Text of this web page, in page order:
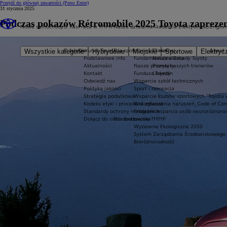
Przejdź do głównej zawartości (Press Enter)
Nowe samochody
Wszystkie kategorie Hybrydowe Miejskie Sportowe
O nas
O fabryce
Podstawowe info
Aktualności
Kontakt
Odwiedź nas
Polityka jakości
Strategia podatkowa
Kodeks etyki i procedura zgłaszania naruszeń_Code of
Standardy ochrony małoletnich
Dołącz do sieci dostawców TMMP
Praca w TMMP
Kierunek Toyota
Nasze działania
Dla społeczności lokalnej
Fundamentalne Zasady Toyoty
Nasze priorytety
Fundusz Toyoty
Wsparcie szkół technicznych
Sport i rekreacja
Wsparcie klubów sportowych "Toyota
Wolontariat
Program wsparcia osób
Dla środowiska
Wyzwanie Ekologiczne 2050
System Zarządzania Środowiskowego
Bioróżnorodność
Akademia Efektywności
O nas
Nasza oferta
Poznaj naszych trenerów
LinkedIn
English
About
31 stycznia 2025
Podczas pokazów Rétromobile 2025 Toyota